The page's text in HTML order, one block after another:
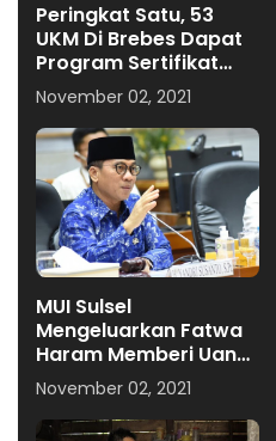
Peringkat Satu, 53
UKM Di Brebes Dapat
Program Sertifikat
Halal Gratis
November 02, 2021
MUI Sulsel
Mengeluarkan Fatwa
Haram Memberi Uang
Ke Pengemis, Ini
Respon Ketua Komisi
VIII DPR RI
November 02, 2021